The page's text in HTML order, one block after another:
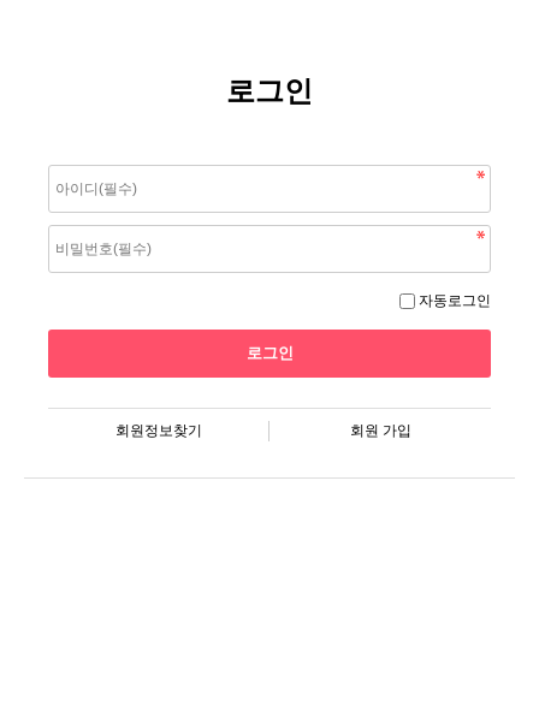
로그인
자동로그인
회원정보찾기 회원 가입